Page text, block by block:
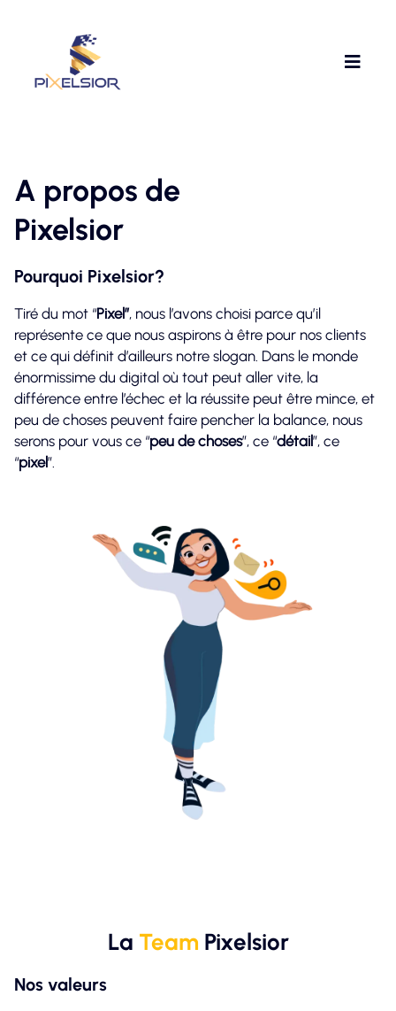
A propos de
Pixelsior
Pourquoi Pixelsior?
Tiré du mot “Pixel”, nous l’avons choisi parce qu’il
représente ce que nous aspirons à être pour nos clients
et ce qui définit d’ailleurs notre slogan. Dans le monde
énormissime du digital où tout peut aller vite, la
différence entre l’échec et la réussite peut être mince, et
peu de choses peuvent faire pencher la balance, nous
serons pour vous ce “peu de choses”, ce “détail”, ce
“pixel”.
La Team Pixelsior
Nos valeurs